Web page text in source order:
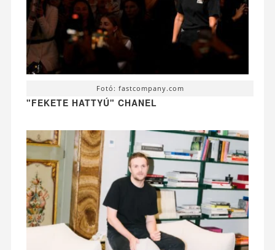
Fotó: fastcompany.com
"FEKETE HATTYÚ" CHANEL